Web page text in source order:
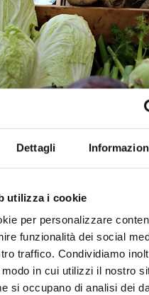
Dettagli
utilizza i cookie
per personalizzare
funzionalità dei social
traffico. Condividiamo
in cui utilizzi il nostro
si occupano di analisi dei
autunnale con
raccolto.
musica sono ben forniti!
se domenica) dal XIX